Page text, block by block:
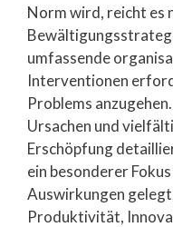
Norm wird, reicht es
umfassende
Interventionen
Problems
Ursachen und
Erschöpfung
ein besonderer
Auswirkungen
Produktivität,